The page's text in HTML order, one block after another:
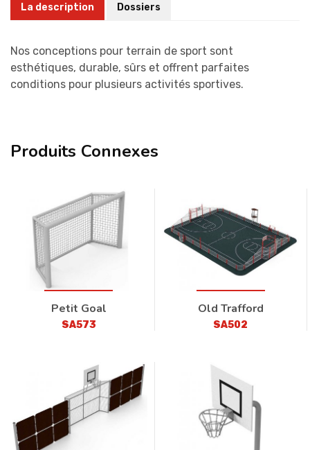
La description Dossiers
Nos conceptions pour terrain de sport sont
esthétiques, durable, sûrs et offrent parfaites
conditions pour plusieurs activités sportives.
Produits Connexes
Petit Goal
SA573
Old Trafford
SA502